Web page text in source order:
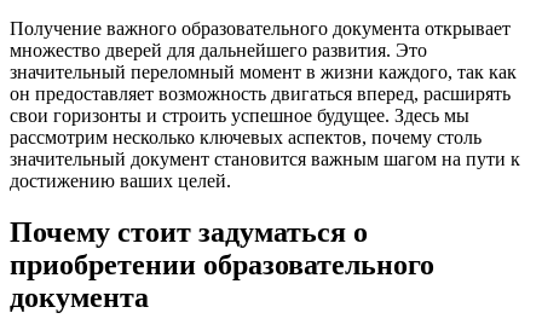
Получение важного образовательного документа открывает
множество дверей для дальнейшего развития. Это
значительный переломный момент в жизни каждого, так как
он предоставляет возможность двигаться вперед, расширять
свои горизонты и строить успешное будущее. Здесь мы
рассмотрим несколько ключевых аспектов, почему столь
значительный документ становится важным шагом на пути к
достижению ваших целей.
Почему стоит задуматься о
приобретении образовательного
документа